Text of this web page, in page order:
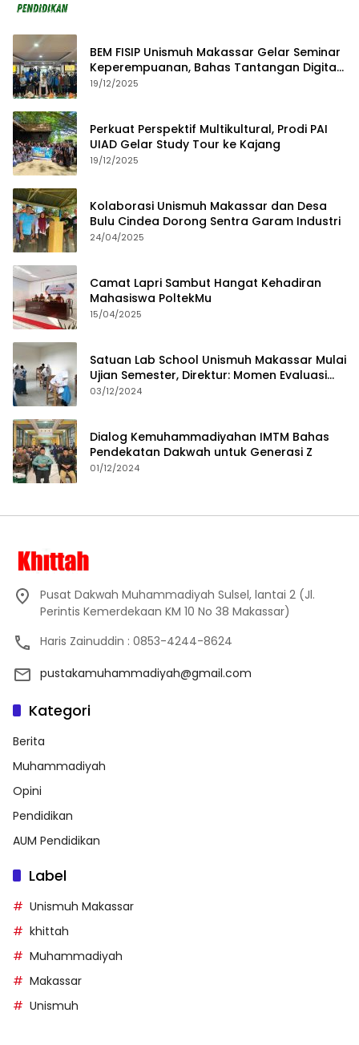
BEM FISIP Unismuh Makassar Gelar Seminar
Keperempuanan, Bahas Tantangan Digital
dan Budaya Lokal
19/12/2025
Perkuat Perspektif Multikultural, Prodi PAI
UIAD Gelar Study Tour ke Kajang
19/12/2025
Kolaborasi Unismuh Makassar dan Desa
Bulu Cindea Dorong Sentra Garam Industri
24/04/2025
Camat Lapri Sambut Hangat Kehadiran
Mahasiswa PoltekMu
15/04/2025
Satuan Lab School Unismuh Makassar Mulai
Ujian Semester, Direktur: Momen Evaluasi
Proses Pembelajaran
03/12/2024
Dialog Kemuhammadiyahan IMTM Bahas
Pendekatan Dakwah untuk Generasi Z
01/12/2024
Pusat Dakwah Muhammadiyah Sulsel, lantai 2 (Jl.
Perintis Kemerdekaan KM 10 No 38 Makassar)
Haris Zainuddin : 0853-4244-8624
pustakamuhammadiyah@gmail.com
Kategori
Berita
Muhammadiyah
Opini
Pendidikan
AUM Pendidikan
Label
Unismuh Makassar
khittah
Muhammadiyah
Makassar
Unismuh